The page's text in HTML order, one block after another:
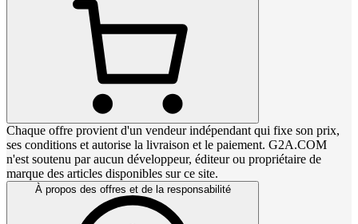
Chaque offre provient d'un vendeur indépendant qui fixe son prix,
ses conditions et autorise la livraison et le paiement. G2A.COM
n'est soutenu par aucun développeur, éditeur ou propriétaire de
marque des articles disponibles sur ce site.
À propos des offres et de la responsabilité